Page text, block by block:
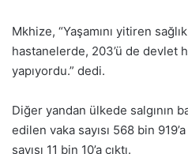
Mkhize, “Yaşamını yitiren
hastanelerde, 203’ü de devlet
yapıyordu.” dedi.
Diğer yandan ülkede salgının
edilen vaka sayısı 568 bin
sayısı 11 bin 10’a çıktı.